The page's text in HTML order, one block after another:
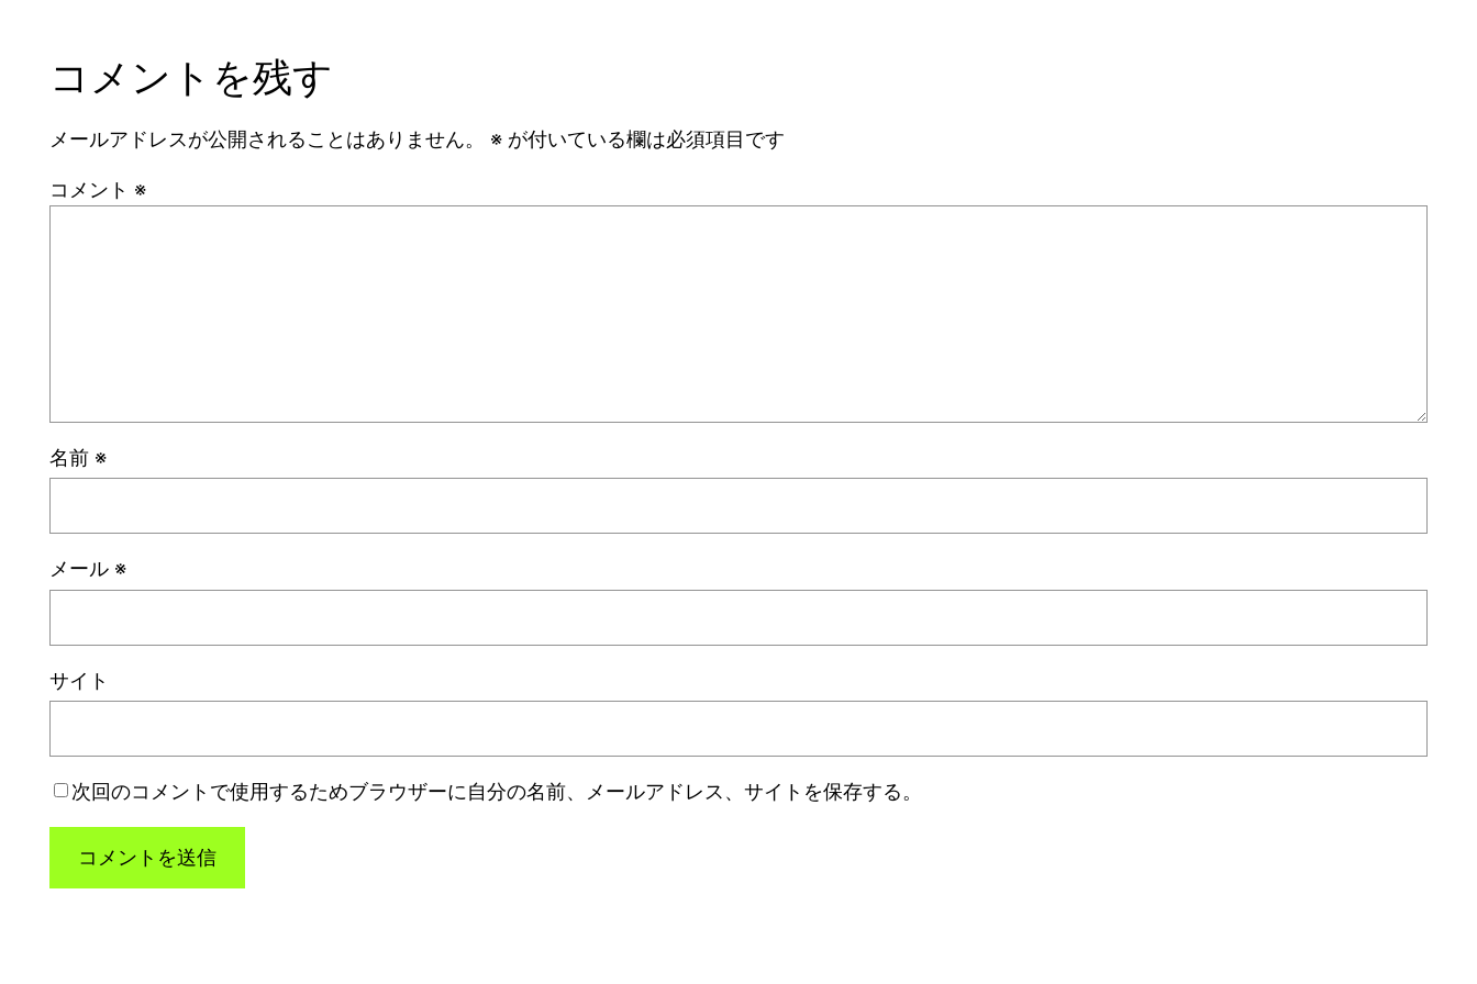
コメントを残す
メールアドレスが公開されることはありません。 ※ が付いている欄は必須項目です
コメント ※
名前 ※
メール ※
サイト
次回のコメントで使用するためブラウザーに自分の名前、メールアドレス、サイトを保存する。